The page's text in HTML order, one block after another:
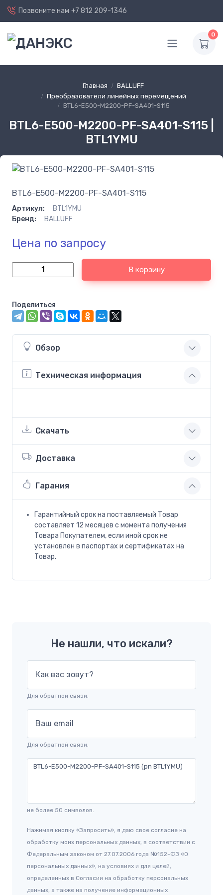
Позвоните нам +7 812 209-1346
0
Главная
BALLUFF
Преобразователи линейных перемещений
BTL6-E500-M2200-PF-SA401-S115
BTL6-E500-M2200-PF-SA401-S115 |
BTL1YMU
BTL6-E500-M2200-PF-SA401-S115
Артикул:
BTL1YMU
Бренд:
BALLUFF
Цена по запросу
В корзину
Поделиться
Обзор
Техническая информация
Скачать
Доставка
Гарания
Гарантийный срок на поставляемый Товар
составляет 12 месяцев с момента получения
Товара Покупателем, если иной срок не
установлен в паспортах и сертификатах на
Товар.
Не нашли, что искали?
Как вас зовут?
Для обратной связи.
Ваш email
Для обратной связи.
не более 50 символов.
Нажимая кнопку «Запросить», я даю свое согласие на
обработку моих персональных данных, в соответствии с
Федеральным законом от 27.07.2006 года №152-ФЗ «О
персональных данных», на условиях и для целей,
определенных в Согласии на обработку персональных
данных, а также на получение информационных